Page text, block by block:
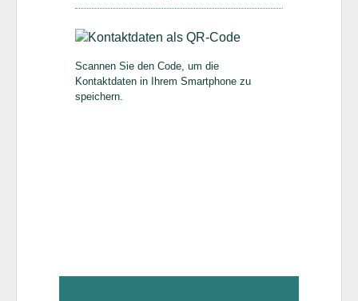
Scannen Sie den Code, um die
Kontaktdaten in Ihrem Smartphone zu
speichern.